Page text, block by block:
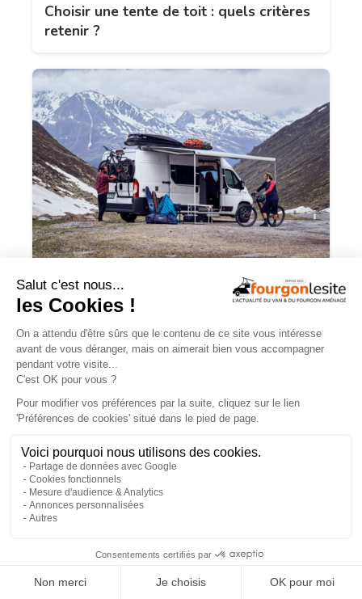
Choisir une tente de toit : quels critères
retenir ?
Charge utile en vans et fourgons
aménagés : ce qu’il faut savoir
Mercedes Sprinter : le 4×4 est-il